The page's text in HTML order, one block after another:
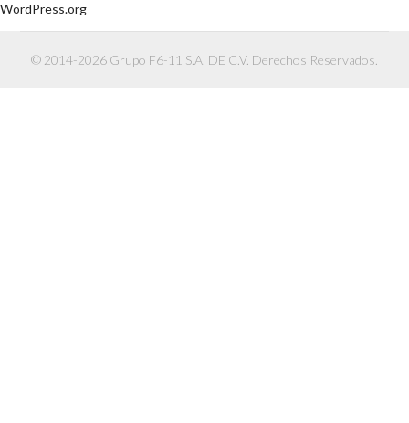
WordPress.org
© 2014-2026 Grupo F6-11 S.A. DE C.V. Derechos Reservados.